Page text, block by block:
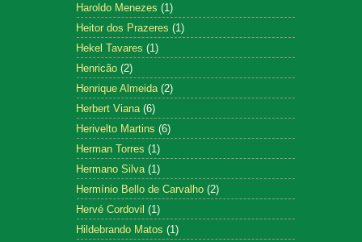
Haroldo Menezes (1)
Heitor dos Prazeres (1)
Hekel Tavares (1)
Henricão (2)
Henrique Almeida (2)
Herbert Viana (6)
Herivelto Martins (6)
Herman Torres (1)
Hermano Silva (1)
Hermínio Bello de Carvalho (2)
Hervé Cordovil (1)
Hildebrando Matos (1)